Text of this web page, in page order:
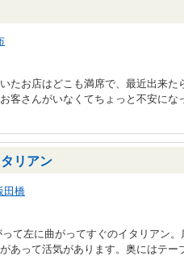
たお店はどこも満席で、最近出来た
客さんがいなくてちょっと不安にな
リアン
田橋
て左に曲がってすぐのイタリアン
あって活気があります。奥にはテー